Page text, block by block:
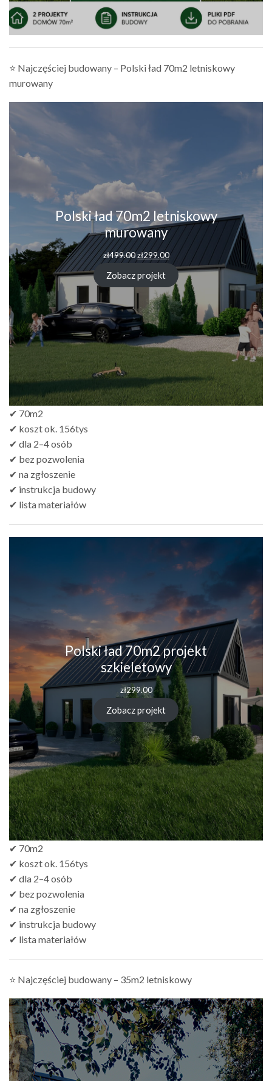
⭐ Najczęściej budowany – Polski ład 70m2 letniskowy
murowany
Polski ład 70m2 letniskowy
murowany
zł499.00Pierwotna
cena
wynosiła:
zł499.00.
zł299.00Aktualna
cena
wynosi:
zł299.00.
Zobacz projekt
✔ 70m2
✔ koszt ok. 156tys
✔ dla 2–4 osób
✔ bez pozwolenia
✔ na zgłoszenie
✔ instrukcja budowy
✔ lista materiałów
Polski ład 70m2 projekt
szkieletowy
zł299.00
Zobacz projekt
✔ 70m2
✔ koszt ok. 156tys
✔ dla 2–4 osób
✔ bez pozwolenia
✔ na zgłoszenie
✔ instrukcja budowy
✔ lista materiałów
⭐ Najczęściej budowany – 35m2 letniskowy